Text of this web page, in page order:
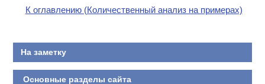
К оглавлению (Количественный анализ на примерах)
На заметку
Основные разделы сайта